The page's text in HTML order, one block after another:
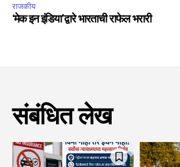
राजकीय
‘मेक इन इंडिया’द्वारे भारताची राफेल भरारी
संबंधित लेख